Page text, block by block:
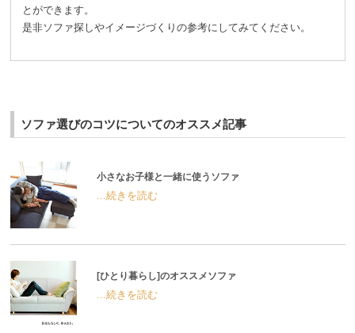
とができます。
是非ソファ探しやイメージづくりの参考にしてみてください。
ソファ選びのコツについてのオススメ記事
小さなお子様と一緒に使うソファ
...続きを読む
[ひとり暮らし]のオススメソファ
...続きを読む